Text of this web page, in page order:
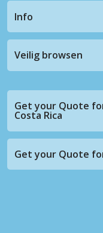
Info
Veilig browsen
Get your Quote
Costa Rica
Get your Quote